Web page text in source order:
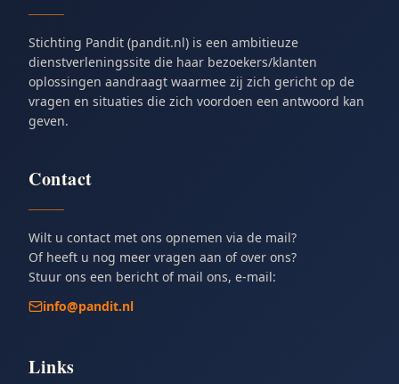
Stichting Pandit (pandit.nl) is een ambitieuze
dienstverleningssite die haar bezoekers/klanten
oplossingen aandraagt waarmee zij zich gericht op de
vragen en situaties die zich voordoen een antwoord kan
geven.
Contact
Wilt u contact met ons opnemen via de mail?
Of heeft u nog meer vragen aan of over ons?
Stuur ons een bericht of mail ons, e-mail:
info@pandit.nl
Links